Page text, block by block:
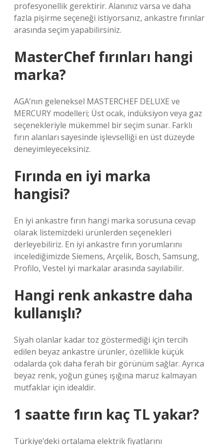
profesyonellik gerektirir. Alanınız varsa ve daha
fazla pişirme seçeneği istiyorsanız, ankastre fırınlar
arasında seçim yapabilirsiniz.
MasterChef fırınları hangi
marka?
AGA’nın geleneksel MASTERCHEF DELUXE ve
MERCURY modelleri; Üst ocak, indüksiyon veya gaz
seçenekleriyle mükemmel bir seçim sunar. Farklı
fırın alanları sayesinde işlevselliği en üst düzeyde
deneyimleyeceksiniz.
Fırında en iyi marka
hangisi?
En iyi ankastre fırın hangi marka sorusuna cevap
olarak listemizdeki ürünlerden seçenekleri
derleyebiliriz. En iyi ankastre fırın yorumlarını
incelediğimizde Siemens, Arçelik, Bosch, Samsung,
Profilo, Vestel iyi markalar arasında sayılabilir.
Hangi renk ankastre daha
kullanışlı?
Siyah olanlar kadar toz göstermediği için tercih
edilen beyaz ankastre ürünler, özellikle küçük
odalarda çok daha ferah bir görünüm sağlar. Ayrıca
beyaz renk, yoğun güneş ışığına maruz kalmayan
mutfaklar için idealdir.
1 saatte fırın kaç TL yakar?
Türkiye’deki ortalama elektrik fiyatlarını